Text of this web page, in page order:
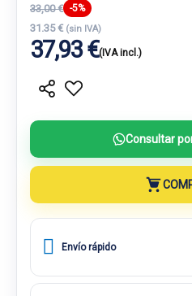
33,00 € -5%
31.35 € (sin IVA)
37,93 €(IVA incl.)
Consultar
Envío rápido